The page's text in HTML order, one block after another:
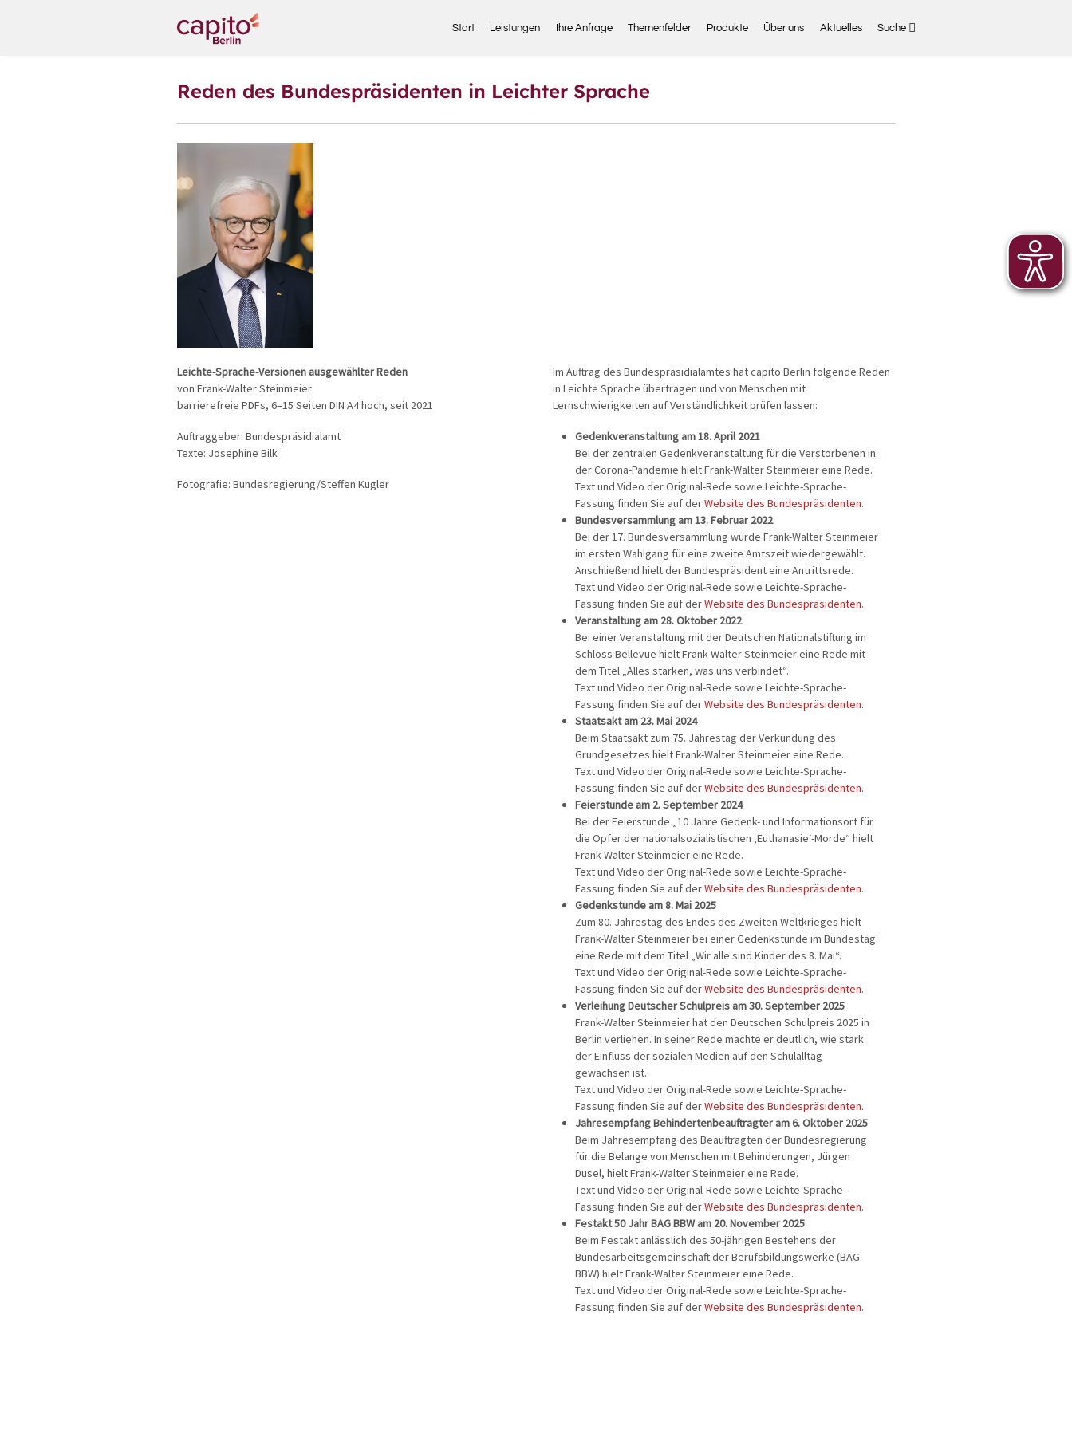
Start Leistungen Ihre Anfrage Themenfelder Produkte Über uns Aktuelles Suche
Reden des Bundespräsidenten in Leichter Sprache
Leichte-Sprache-Versionen ausgewählter Reden
von Frank-Walter Steinmeier
barrierefreie PDFs, 6–15 Seiten DIN A4 hoch, seit 2021
Auftraggeber: Bundespräsidialamt
Texte: Josephine Bilk
Fotografie: Bundesregierung/Steffen Kugler
Im Auftrag des Bundespräsidialamtes hat capito Berlin folgende Reden
in Leichte Sprache übertragen und von Menschen mit
Lernschwierigkeiten auf Verständlichkeit prüfen lassen:
Gedenkveranstaltung am 18. April 2021
Bei der zentralen Gedenkveranstaltung für die Verstorbenen in
der Corona-Pandemie hielt Frank-Walter Steinmeier eine Rede.
Text und Video der Original-Rede sowie Leichte-Sprache-
Fassung finden Sie auf derWebsite des Bundespräsidenten.
Bundesversammlung am 13. Februar 2022
Bei der 17. Bundesversammlung wurde Frank-Walter Steinmeier
im ersten Wahlgang für eine zweite Amtszeit wiedergewählt.
Anschließend hielt der Bundespräsident eine Antrittsrede.
Text und Video der Original-Rede sowie Leichte-Sprache-
Fassung finden Sie auf derWebsite des Bundespräsidenten.
Veranstaltung am 28. Oktober 2022
Bei einer Veranstaltung mit der Deutschen Nationalstiftung im
Schloss Bellevue hielt Frank-Walter Steinmeier eine Rede mit
dem Titel „Alles stärken, was uns verbindet“.
Text und Video der Original-Rede sowie Leichte-Sprache-
Fassung finden Sie auf derWebsite des Bundespräsidenten.
Staatsakt am 23. Mai 2024
Beim Staatsakt zum 75. Jahrestag der Verkündung des
Grundgesetzes hielt Frank-Walter Steinmeier eine Rede.
Text und Video der Original-Rede sowie Leichte-Sprache-
Fassung finden Sie auf derWebsite des Bundespräsidenten.
Feierstunde am 2. September 2024
Bei der Feierstunde „10 Jahre Gedenk- und Informationsort für
die Opfer der nationalsozialistischen ‚Euthanasie‘-Morde“ hielt
Frank-Walter Steinmeier eine Rede.
Text und Video der Original-Rede sowie Leichte-Sprache-
Fassung finden Sie auf derWebsite des Bundespräsidenten.
Gedenkstunde am 8. Mai 2025
Zum 80. Jahrestag des Endes des Zweiten Weltkrieges hielt
Frank-Walter Steinmeier bei einer Gedenkstunde im Bundestag
eine Rede mit dem Titel „Wir alle sind Kinder des 8. Mai“.
Text und Video der Original-Rede sowie Leichte-Sprache-
Fassung finden Sie auf derWebsite des Bundespräsidenten.
Verleihung Deutscher Schulpreis am 30. September 2025
Frank-Walter Steinmeier hat den Deutschen Schulpreis 2025 in
Berlin verliehen. In seiner Rede machte er deutlich, wie stark
der Einfluss der sozialen Medien auf den Schulalltag
gewachsen ist.
Text und Video der Original-Rede sowie Leichte-Sprache-
Fassung finden Sie auf derWebsite des Bundespräsidenten.
Jahresempfang Behindertenbeauftragter am 6. Oktober 2025
Beim Jahresempfang des Beauftragten der Bundesregierung
für die Belange von Menschen mit Behinderungen, Jürgen
Dusel, hielt Frank-Walter Steinmeier eine Rede.
Text und Video der Original-Rede sowie Leichte-Sprache-
Fassung finden Sie auf derWebsite des Bundespräsidenten.
Festakt 50 Jahr BAG BBW am 20. November 2025
Beim Festakt anlässlich des 50-jährigen Bestehens der
Bundesarbeitsgemeinschaft der Berufsbildungswerke (BAG
BBW) hielt Frank-Walter Steinmeier eine Rede.
Text und Video der Original-Rede sowie Leichte-Sprache-
Fassung finden Sie auf derWebsite des Bundespräsidenten.